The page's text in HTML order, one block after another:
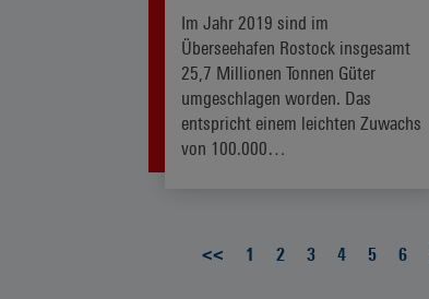
Im Jahr 2019 sind im
Überseehafen Rostock insgesamt
25,7 Millionen Tonnen Güter
umgeschlagen worden. Das
entspricht einem leichten Zuwachs
von 100.000…
<< 1 2 3 4 5 6